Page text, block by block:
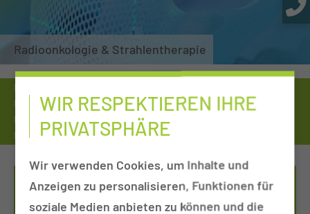
Radioonkologie & Strahlentherapie
Medizinische Universität
Kliniken, Departments & Sektionen
Radioonkologie & Strahlentherapie
Medizinische/r Technologin/Technologe für Radiologie
ME­DI­ZI­NI­SCHES SCHUL­ZEN­TRUM
WIR RESPEKTIEREN IHRE
PRIVATSPHÄRE
Wir verwenden Cookies, um Inhalte und
Anzeigen zu personalisieren, Funktionen für
soziale Medien anbieten zu können und die